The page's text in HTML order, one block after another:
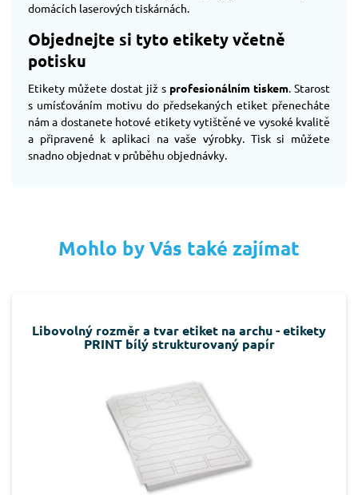
domácích laserových tiskárnách.
Objednejte si tyto etikety včetně
potisku
Etikety můžete dostat již s profesionálním tiskem. Starost
s umísťováním motivu do předsekaných etiket přenecháte
nám a dostanete hotové etikety vytištěné ve vysoké kvalitě
a připravené k aplikaci na vaše výrobky. Tisk si můžete
snadno objednat v průběhu objednávky.
Mohlo by Vás také zajímat
Libovolný rozměr a tvar etiket na archu - etikety
PRINT bílý strukturovaný papír